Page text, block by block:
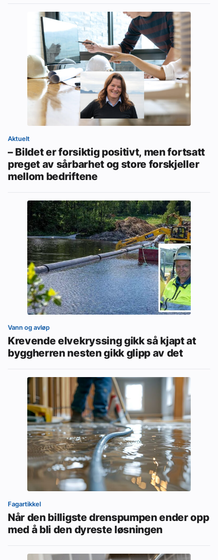
Aktuelt
– Bildet er forsiktig positivt, men fortsatt
preget av sårbarhet og store forskjeller
mellom bedriftene
Vann og avløp
Krevende elvekryssing gikk så kjapt at
byggherren nesten gikk glipp av det
Fagartikkel
Når den billigste drenspumpen ender opp
med å bli den dyreste løsningen